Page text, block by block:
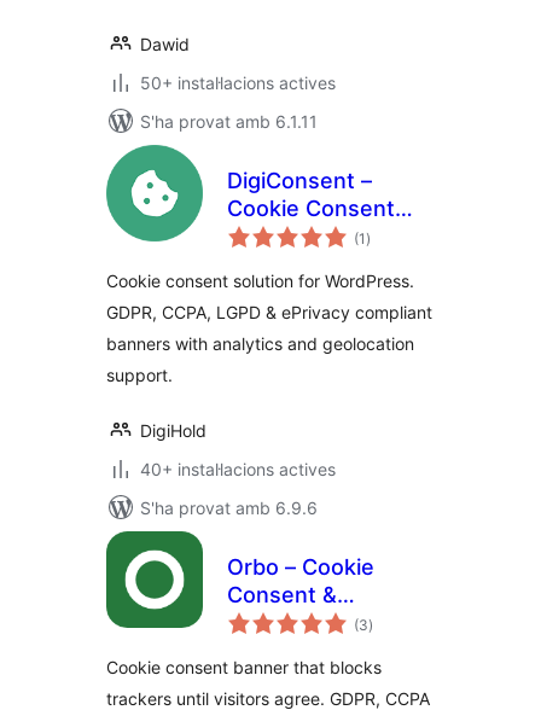
Dawid
50+ instal·lacions actives
S'ha provat amb 6.1.11
DigiConsent –
Cookie Consent
Banner for GDPR,
Compliance
(1 puntuacions
totals
)
Cookie consent solution for WordPress.
GDPR, CCPA, LGPD & ePrivacy compliant
banners with analytics and geolocation
support.
DigiHold
40+ instal·lacions actives
S'ha provat amb 6.9.6
Orbo – Cookie
Consent &
Compliance Banner
PIPEDA)
(3puntuacions
totals
)
Cookie consent banner that blocks
trackers until visitors agree. GDPR, CCPA